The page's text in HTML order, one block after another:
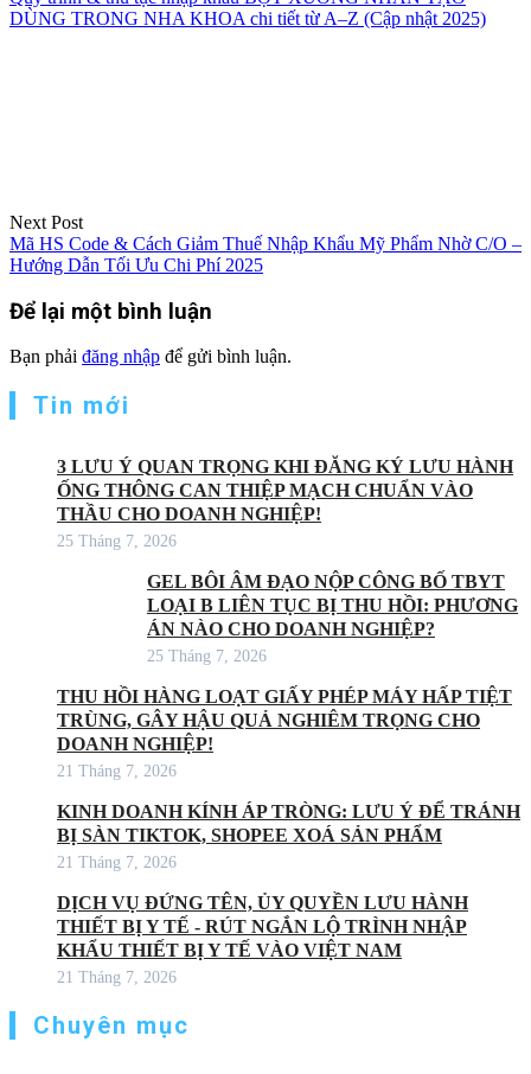
DÙNG TRONG NHA KHOA chi tiết từ A–Z (Cập nhật 2025)
Next Post
Mã HS Code & Cách Giảm Thuế Nhập Khẩu Mỹ Phẩm Nhờ C/O –
Hướng Dẫn Tối Ưu Chi Phí 2025
Để lại một bình luận
Bạn phải đăng nhập để gửi bình luận.
Tin mới
3 LƯU Ý QUAN TRỌNG KHI ĐĂNG KÝ LƯU HÀNH
ỐNG THÔNG CAN THIỆP MẠCH CHUẨN VÀO
THẦU CHO DOANH NGHIỆP!
25 Tháng 7, 2026
GEL BÔI ÂM ĐẠO NỘP CÔNG BỐ TBYT
LOẠI B LIÊN TỤC BỊ THU HỒI: PHƯƠNG
ÁN NÀO CHO DOANH NGHIỆP?
25 Tháng 7, 2026
THU HỒI HÀNG LOẠT GIẤY PHÉP MÁY HẤP TIỆT
TRÙNG, GÂY HẬU QUẢ NGHIÊM TRỌNG CHO
DOANH NGHIỆP!
21 Tháng 7, 2026
KINH DOANH KÍNH ÁP TRÒNG: LƯU Ý ĐỂ TRÁNH
BỊ SÀN TIKTOK, SHOPEE XOÁ SẢN PHẨM
21 Tháng 7, 2026
DỊCH VỤ ĐỨNG TÊN, ỦY QUYỀN LƯU HÀNH
THIẾT BỊ Y TẾ - RÚT NGẮN LỘ TRÌNH NHẬP
KHẨU THIẾT BỊ Y TẾ VÀO VIỆT NAM
21 Tháng 7, 2026
Chuyên mục